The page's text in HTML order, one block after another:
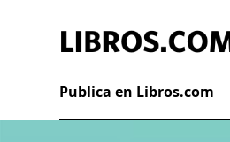
Publica en Libros.com